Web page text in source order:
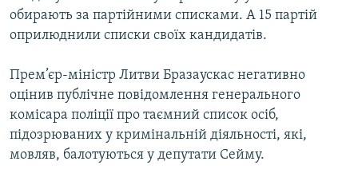
Усі сайти RFE/RL
обирають за партійними списками. А 15 партій
оприлюднили списки своїх кандидатів.
Прем’єр-міністр Литви Бразаускас негативно
оцінив публічне повідомлення генерального
комісара поліції про таємний список осіб,
підозрюваних у кримінальній діяльності, які,
мовляв, балотуються у депутати Сейму.